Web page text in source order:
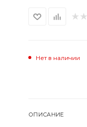
Нет в наличии
ОПИСАНИЕ